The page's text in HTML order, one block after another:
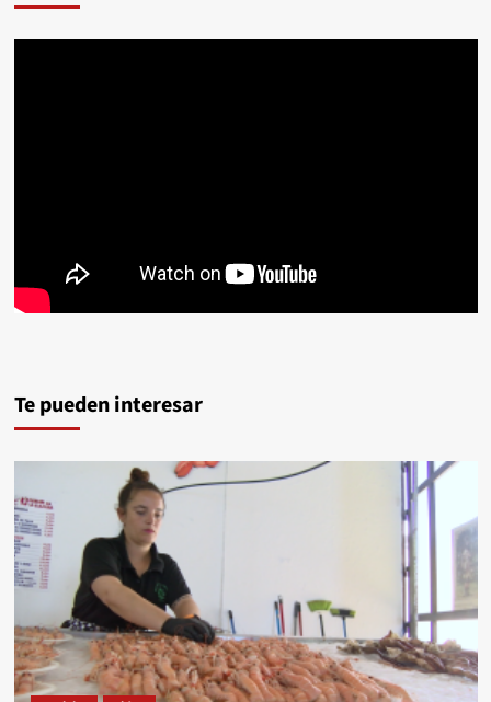
Te pueden interesar